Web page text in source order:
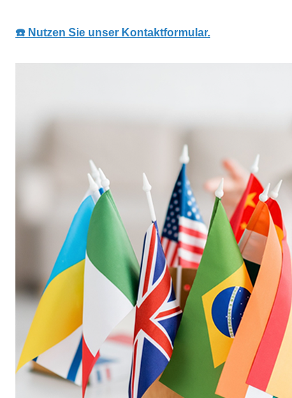
☎️ Nutzen Sie unser Kontaktformular.